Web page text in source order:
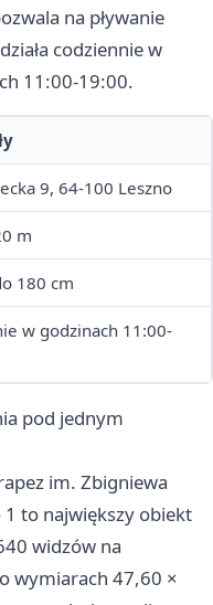
na pływanie
codziennie w
11:00-19:00.
9, 64-100 Leszno
m
180 cm
w godzinach 11:00-
pod jednym
im. Zbigniewa
1 to największy obiekt
widzów na
wymiarach 47,60 ×